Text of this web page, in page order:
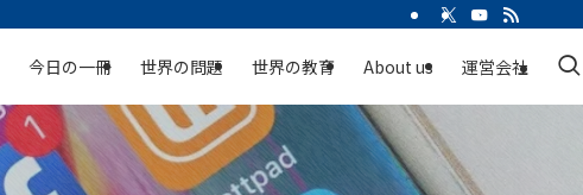
今日の一冊 世界の問題 世界の教育 About us 運営会社